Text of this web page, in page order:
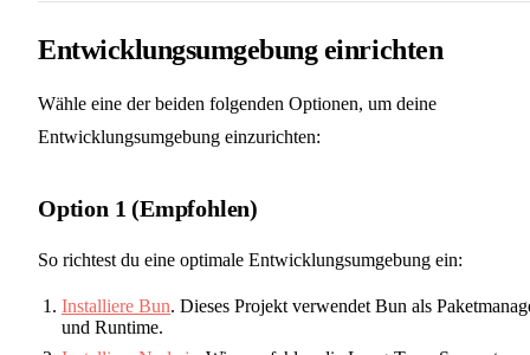
Entwicklungsumgebung einrichten
Wähle eine der beiden folgenden Optionen, um deine
Entwicklungsumgebung einzurichten:
Option 1 (Empfohlen)
So richtest du eine optimale Entwicklungsumgebung ein:
Installiere Bun. Dieses Projekt verwendet Bun als
und Runtime.